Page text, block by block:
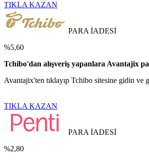
TIKLA KAZAN
PARA İADESİ
%5,60
Tchibo'dan alışveriş yapanlara Avantajix
Avantajix'ten tıklayıp Tchibo sitesine gidin ve
TIKLA KAZAN
PARA İADESİ
%2,80